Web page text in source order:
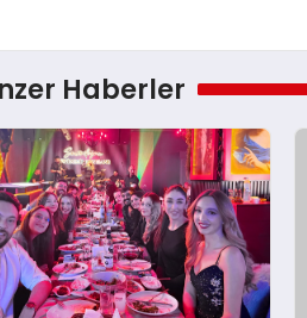
Haberler